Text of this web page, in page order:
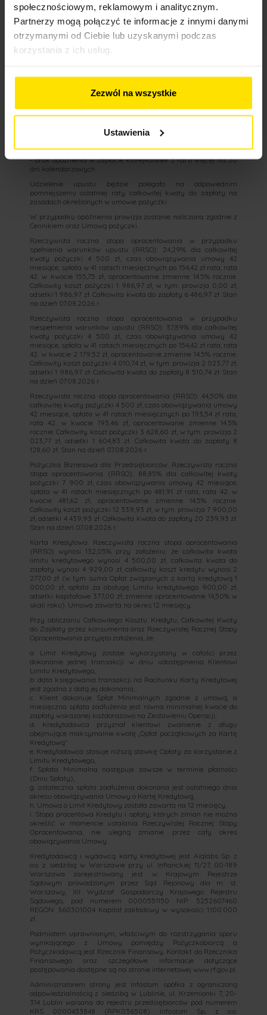
społecznościowym, reklamowym i analitycznym.
Partnerzy mogą połączyć te informacje z innymi danymi
otrzymanymi od Ciebie lub uzyskanymi podczas
korzystania z ich usług.
Zezwól na wszystkie
Ustawienia
zarówno pożyczkę jak i kartę kredytową. Udzielenie
kredytowej wnioskodawcy.
*Warunkiem otrzymania upustu obniżającego całkowitą
kwotę do zapłaty, w wysokości nawet do 100% prowizji dla
ratę w terminie zgodnie z harmonogramem
- brak opóźnienia w zapłacie którejkolwiek z rat o więcej niż 20
dni kalendarzowych
Udzielenie upustu będzie polegało na odpowiednim
pomniejszeniu ostatniej raty całkowitej kwoty do zapłaty na
zasadach określonych w umowie pożyczki.
W przypadku opóźnienia prowizja zostanie naliczona zgodnie z
Cennikiem oraz Umową pożyczki.
Rzeczywista roczna stopa oprocentowania w przypadku
spełnienia warunków upustu (RRSO): 24,29% dla całkowitej
kwoty pożyczki 4 500 zł, czas obowiązywania umowy 42
miesiące, spłata w 41 ratach miesięcznych po 154,42 zł rata, rata
42. w kwocie 155,75 zł, oprocentowanie zmienne 14.5% rocznie.
Całkowity koszt pożyczki 1 986,97 zł, w tym: prowizja 0,00 zł,
odsetki 1 986,97 zł. Całkowita kwota do zapłaty 6 486,97 zł. Stan
na dzień 07.08.2026 r.
Rzeczywista roczna stopa oprocentowania w przypadku
niespełnienia warunków upustu (RRSO): 37,89% dla całkowitej
kwoty pożyczki 4 500 zł, czas obowiązywania umowy 42
miesiące, spłata w 41 ratach miesięcznych po 154,42 zł rata, rata
42. w kwocie 2 179,52 zł, oprocentowanie zmienne 14.5% rocznie.
Całkowity koszt pożyczki 4 010,74 zł, w tym: prowizja 2 023,77 zł,
odsetki 1 986,97 zł. Całkowita kwota do zapłaty 8 510,74 zł. Stan
na dzień 07.08.2026 r.
Rzeczywista roczna stopa oprocentowania (RRSO): 44,50% dla
całkowitej kwoty pożyczki 4 500 zł, czas obowiązywania umowy
42 miesiące, spłata w 41 ratach miesięcznych po 193,54 zł rata,
rata 42. w kwocie 193,46 zł, oprocentowanie zmienne 14.5%
rocznie. Całkowity koszt pożyczki 3 628,60 zł, w tym: prowizja 2
023,77 zł, odsetki 1 604,83 zł. Całkowita kwota do zapłaty 8
128,60 zł. Stan na dzień 07.08.2026 r.
Pożyczka Biznesowa dla Przedsiębiorców: Rzeczywista roczna
stopa oprocentowania (RRSO): 88,85% dla całkowitej kwoty
pożyczki 7 900 zł, czas obowiązywania umowy 42 miesiące,
spłata w 41 ratach miesięcznych po 481,91 zł rata, rata 42. w
kwocie 481,62 zł, oprocentowanie zmienne 14.5% rocznie.
Całkowity koszt pożyczki 12 339,93 zł, w tym: prowizja 7 900,00
zł, odsetki 4 439,93 zł. Całkowita kwota do zapłaty 20 239,93 zł.
Stan na dzień 07.08.2026 r.
Karta Kredytowa: Rzeczywista roczna stopa oprocentowania
(RRSO) wynosi 132,05% przy założeniu: że całkowita kwota
limitu kredytowego wynosi 4 500,00 zł, całkowita kwota do
zapłaty wynosi 4 929,00 zł, całkowity koszt kredytu wynosi 2
277,00 zł (w tym suma Opłat związanych z kartą kredytową 1
000,00 zł, opłata za obsługę Limitu kredytowego 900,00 zł,
odsetki kapitałowe 377,00 zł, zmienne oprocentowanie 14,50% w
skali roku). Umowa zawarta na okres 12 miesięcy.
Przy obliczaniu Całkowitego Kosztu Kredytu, Całkowitej Kwoty
do Zapłaty przez konsumenta oraz Rzeczywistej Rocznej Stopy
Oprocentowania przyjęto założenia, że:
a. Limit Kredytowy zostaje wykorzystany w całości przez
dokonanie jednej transakcji w dniu udostępnienia Klientowi
Limitu Kredytowego,
b. data księgowania transakcji na Rachunku Karty Kredytowej
jest zgodna z datą jej dokonania,
c. Klient dokonuje Spłat Minimalnych zgodnie z umową, a
miesięczna spłata zadłużenia jest równa minimalnej kwocie do
zapłaty wskazanej każdorazowo na Zestawieniu Operacji,
d. Kredytodawca przyznał klientowi zwolnienie z długu
obejmujące maksymalnie kwotę „Opłat początkowych za Kartę
Kredytową”
e. Kredytodawca stosuje niższą stawkę Opłaty za korzystanie z
Limitu Kredytowego,
f. Spłata Minimalna następuje zawsze w terminie płatności
(Dniu Spłaty),
g. ostateczna spłata zadłużenia dokonana jest ostatniego dnia
okresu obowiązywania Umowy o Kartę Kredytową,
h. Umowa o Limit Kredytowy została zawarta na 12 miesięcy,
i. Stopa procentowa Kredytu i opłaty, których zmian nie można
określić w momencie ustalania Rzeczywistej Rocznej Stopy
Oprocentowania, nie ulegną zmianie przez cały okres
obowiązywania Umowy.
Kredytodawcą i wydawcą karty kredytowej jest Aiqlabs Sp. z
o.o. z siedzibą w Warszawie przy ul. Inflanckiej 11/27, 00-189
Warszawa zarejestrowany jest w Krajowym Rejestrze
Sądowym prowadzonym przez Sąd Rejonowy dla m. st.
Warszawy, XII Wydział Gospodarczy Krajowego Rejestru
Sądowego, pod numerem 0000551150 NIP: 5252607460
REGON: 360301004 Kapitał zakładowy w wysokości 1.100.000
zł.
Podmiotem uprawnionym, właściwym do rozstrzygania sporu
wynikającego z Umowy pomiędzy Pożyczkobiorcą a
Pożyczkodawcą jest Rzecznik Finansowy. Kontakt do Rzecznika
Finansowego oraz szczegółowe informacje dotyczące
postępowania dostępne są na stronie internetowej www.rf.gov.pl.
Administratorem strony jest Infostom spółka z ograniczoną
odpowiedzialnością z siedzibą w Lublinie, ul. Krzemionki 7, 20-
314 Lublin wpisana do rejestru przedsiębiorców pod numerem
KRS 0000433848 (RPK036508). Infostom Sp. z o.o.